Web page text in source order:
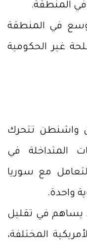
في المنطقة.
في المنطقة
غير الحكومية
واشنطن تتحرك
المتداخلة في
مع سوريا
واحدة.
يساهم في تقليل
المختلفة،